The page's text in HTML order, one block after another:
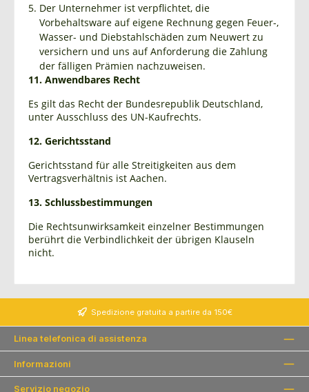
Der Unternehmer ist verpflichtet, die
Vorbehaltsware auf eigene Rechnung gegen Feuer-,
Wasser- und Diebstahlschäden zum Neuwert zu
versichern und uns auf Anforderung die Zahlung
der fälligen Prämien nachzuweisen.
11. Anwendbares Recht
Es gilt das Recht der Bundesrepublik Deutschland,
unter Ausschluss des UN-Kaufrechts.
12. Gerichtsstand
Gerichtsstand für alle Streitigkeiten aus dem
Vertragsverhältnis ist Aachen.
13. Schlussbestimmungen
Die Rechtsunwirksamkeit einzelner Bestimmungen
berührt die Verbindlichkeit der übrigen Klauseln
nicht.
Spedizione gratuita a partire da 150€
Linea telefonica di assistenza
Informazioni
Servizio negozio